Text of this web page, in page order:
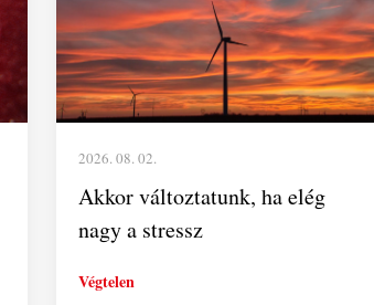
2026. 08. 02.
Akkor változtatunk, ha elég
nagy a stressz
Végtelen